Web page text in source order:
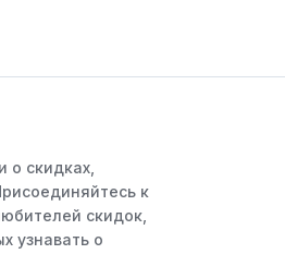
о скидках,
к
скидок,
узнавать о